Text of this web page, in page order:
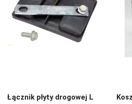
Łącznik płyty drogowej L